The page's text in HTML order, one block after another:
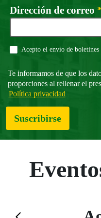
Dirección de correo
Acepto el envío de boletines
Te informamos de que los
proporciones al rellenar el
Política privacidad
Suscribirse